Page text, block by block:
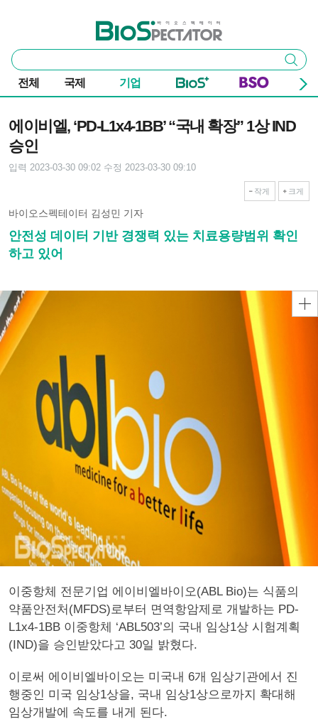
바이오스펙테이터
통
합
검
색
검색
전체 국제 기업
에이비엘, ‘PD-L1x4-1BB’ “국내 확장” 1상 IND
승인
입력 2023-03-30 09:02 수정 2023-03-30 09:10
작게 크게
바이오스펙테이터 김성민 기자
안전성 데이터 기반 경쟁력 있는 치료용량범위 확인
하고 있어
이중항체 전문기업 에이비엘바이오(ABL Bio)는 식품의
약품안전처(MFDS)로부터 면역항암제로 개발하는 PD-
L1x4-1BB 이중항체 ‘ABL503’의 국내 임상1상 시험계획
(IND)을 승인받았다고 30일 밝혔다.
이로써 에이비엘바이오는 미국내 6개 임상기관에서 진
행중인 미국 임상1상을, 국내 임상1상으로까지 확대해
임상개발에 속도를 내게 된다.